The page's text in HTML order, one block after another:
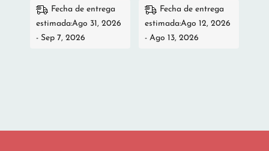
Fecha de entrega
estimada:Ago 31, 2026
- Sep 7, 2026
Fecha de entrega
estimada:Ago 12, 2026
- Ago 13, 2026